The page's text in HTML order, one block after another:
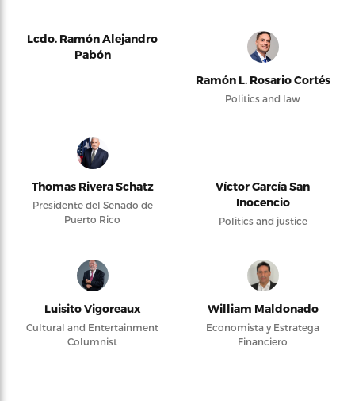
Lcdo. Ramón Alejandro
Pabón
Ramón L. Rosario Cortés
Politics and law
Thomas Rivera Schatz
Presidente del Senado de
Puerto Rico
Víctor García San
Inocencio
Politics and justice
Luisito Vigoreaux
Cultural and Entertainment
Columnist
William Maldonado
Economista y Estratega
Financiero